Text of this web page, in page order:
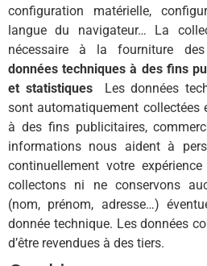
configuration matérielle,
langue du navigateur… La
nécessaire à la fourniture
données techniques à des fins
et statistiques
Les données
sont automatiquement collectées
à des fins publicitaires,
informations nous aident à
continuellement votre
collectons ni ne conservons
(nom, prénom, adresse…)
donnée technique. Les données
d’être revendues à des tiers.